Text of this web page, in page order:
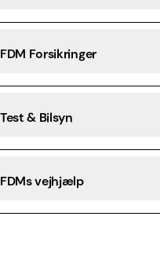
FDM Forsikringer
Test & Bilsyn
FDMs vejhjælp